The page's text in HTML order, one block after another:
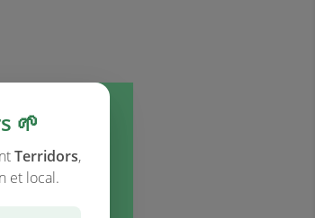
🌱
Terridors,
et local.